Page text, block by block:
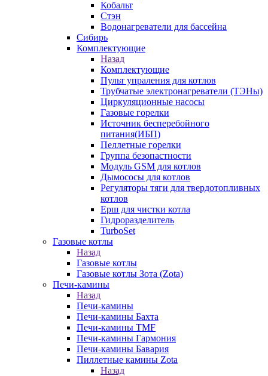
Кобальт
Стэн
Водонагреватели для бассейна
Сибирь
Комплектующие
Назад
Комплектующие
Пульт упраления для котлов
Трубчатые электронагреватели (ТЭНы)
Циркуляционные насосы
Газовые горелки
Источник бесперебойного
питания(ИБП)
Пеллетные горелки
Группа безопастности
Модуль GSM для котлов
Дымососы для котлов
Регуляторы тяги для твердотопливных
котлов
Ерш для чистки котла
Гидроразделитель
TurboSet
Газовые котлы
Назад
Газовые котлы
Газовые котлы Зота (Zota)
Печи-камины
Назад
Печи-камины
Печи-камины Бахта
Печи-камины TMF
Печи-камины Гармония
Печи-камины Бавария
Пиллетные камины Zota
Назад